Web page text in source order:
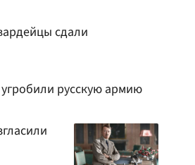
сдали
русскую армию